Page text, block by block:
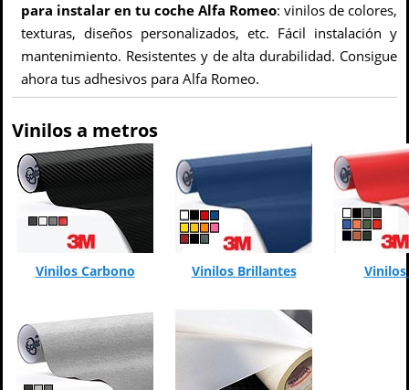
para instalar en tu coche Alfa Romeo: vinilos de colores,
texturas, diseños personalizados, etc. Fácil instalación y
mantenimiento. Resistentes y de alta durabilidad. Consigue
ahora tus adhesivos para Alfa Romeo.
Vinilos a metros
Vinilos Carbono Vinilos Brillantes